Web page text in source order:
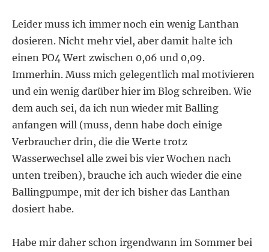
Leider muss ich immer noch ein wenig Lanthan
dosieren. Nicht mehr viel, aber damit halte ich
einen PO4 Wert zwischen 0,06 und 0,09.
Immerhin. Muss mich gelegentlich mal motivieren
und ein wenig darüber hier im Blog schreiben. Wie
dem auch sei, da ich nun wieder mit Balling
anfangen will (muss, denn habe doch einige
Verbraucher drin, die die Werte trotz
Wasserwechsel alle zwei bis vier Wochen nach
unten treiben), brauche ich auch wieder die eine
Ballingpumpe, mit der ich bisher das Lanthan
dosiert habe.
Habe mir daher schon irgendwann im Sommer bei